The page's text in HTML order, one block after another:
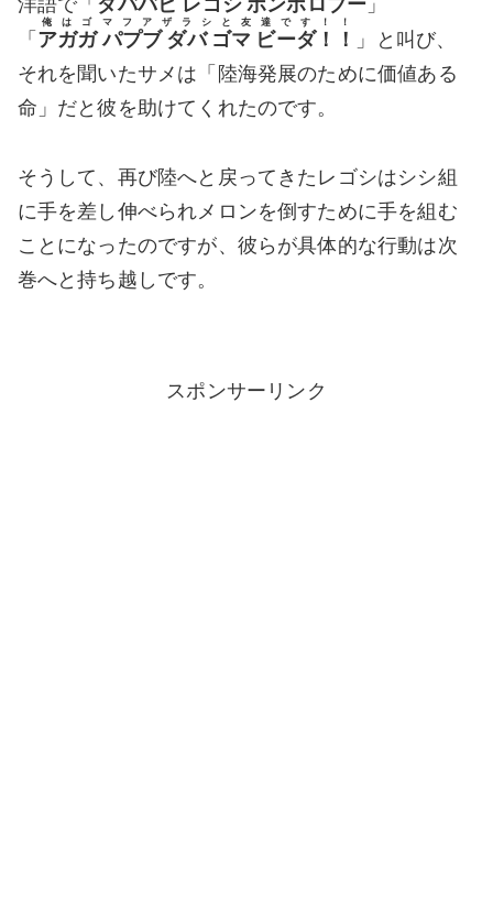
「 アガガ パプブ ダバ ゴマ ビーダ！！
俺はゴマフアザラシと友達です！！
」と叫び、
それを聞いたサメは「陸海発展のために価値ある
命」だと彼を助けてくれたのです。
そうして、再び陸へと戻ってきたレゴシはシシ組
に手を差し伸べられメロンを倒すために手を組む
ことになったのですが、彼らが具体的な行動は次
巻へと持ち越しです。
スポンサーリンク